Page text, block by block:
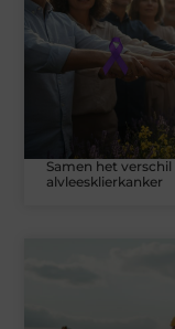
Samen het
alvleesklierkanker